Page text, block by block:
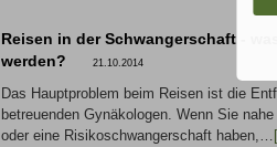
Reisen in der Schwangerschaft -
werden?
21.10.2014
Das Hauptproblem beim Reisen ist die
betreuenden Gynäkologen. Wenn Sie
oder eine Risikoschwangerschaft haben,…